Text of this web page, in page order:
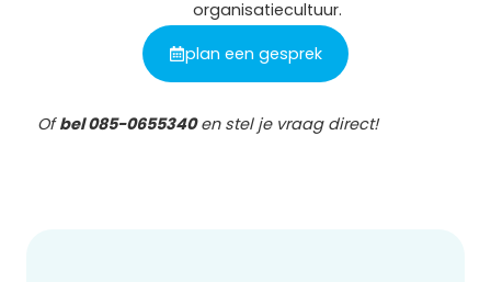
organisatiecultuur.
plan een gesprek
Ofbel 085-0655340en stel je vraag direct!